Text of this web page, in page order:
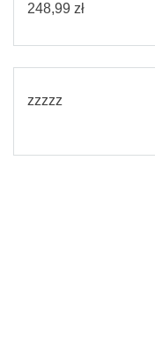
248,99 zł
zzzzz